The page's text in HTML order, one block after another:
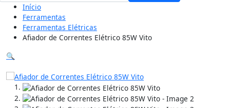
Início
Ferramentas
Ferramentas Elétricas
Afiador de Correntes Elétrico 85W Vito
🔍